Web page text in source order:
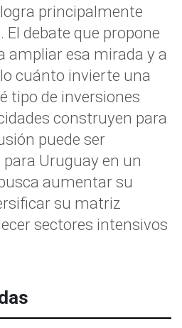
principalmente
debate que propone
ampliar esa mirada y a
cuánto invierte una
tipo de inversiones
construyen para
puede ser
Uruguay en un
aumentar su
su matriz
sectores intensivos